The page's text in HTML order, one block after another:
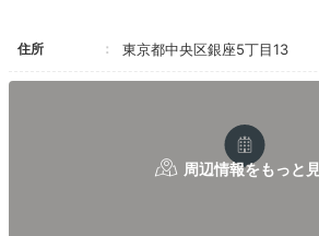
住所 東京都中央区銀座5丁目13